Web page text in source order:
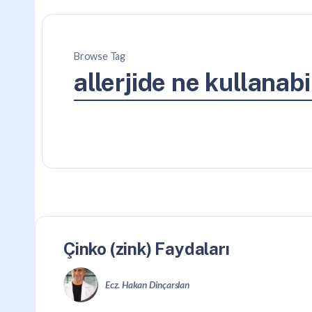
Browse Tag
allerjide ne
Çinko (zink) Faydaları
Ecz. Hakan Dinçarslan